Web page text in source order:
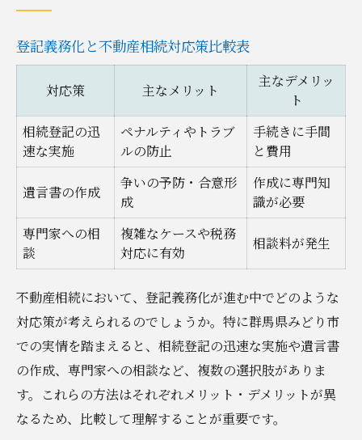
登記義務化と不動産相続対応策比較表
対応策 主なメリット
主なデメリッ
ト
相続登記の迅
速な実施
ペナルティやトラブ
ルの防止
手続きに手間
と費用
遺言書の作成
争いの予防・合意形
成
作成に専門知
識が必要
専門家への相
談
複雑なケースや税務
対応に有効
相談料が発生
不動産相続において、登記義務化が進む中でどのような
対応策が考えられるのでしょうか。特に群馬県みどり市
での実情を踏まえると、相続登記の迅速な実施や遺言書
の作成、専門家への相談など、複数の選択肢がありま
す。これらの方法はそれぞれメリット・デメリットが異
なるため、比較して理解することが重要です。